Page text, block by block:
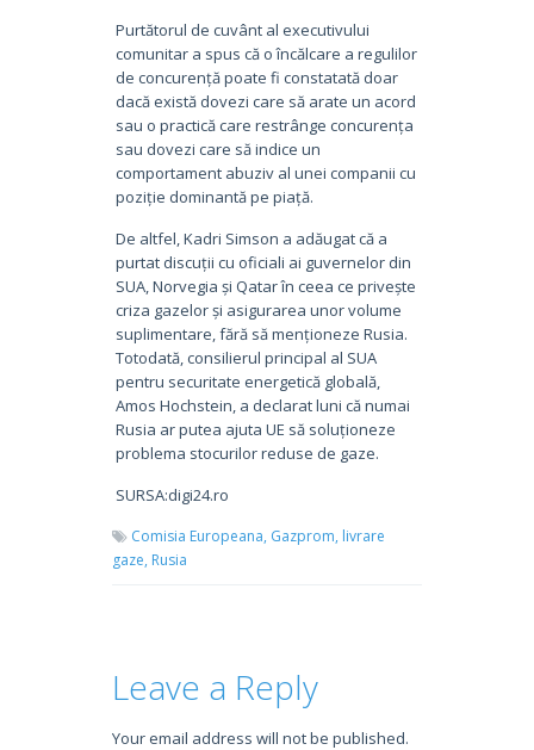
Purtătorul de cuvânt al executivului
comunitar a spus că o încălcare a regulilor
de concurență poate fi constatată doar
dacă există dovezi care să arate un acord
sau o practică care restrânge concurența
sau dovezi care să indice un
comportament abuziv al unei companii cu
poziție dominantă pe piață.
De altfel, Kadri Simson a adăugat că a
purtat discuții cu oficiali ai guvernelor din
SUA, Norvegia și Qatar în ceea ce privește
criza gazelor și asigurarea unor volume
suplimentare, fără să menționeze Rusia.
Totodată, consilierul principal al SUA
pentru securitate energetică globală,
Amos Hochstein, a declarat luni că numai
Rusia ar putea ajuta UE să soluționeze
problema stocurilor reduse de gaze.
SURSA:digi24.ro
Comisia Europeana, Gazprom, livrare
gaze, Rusia
Leave a Reply
Your email address will not be published.